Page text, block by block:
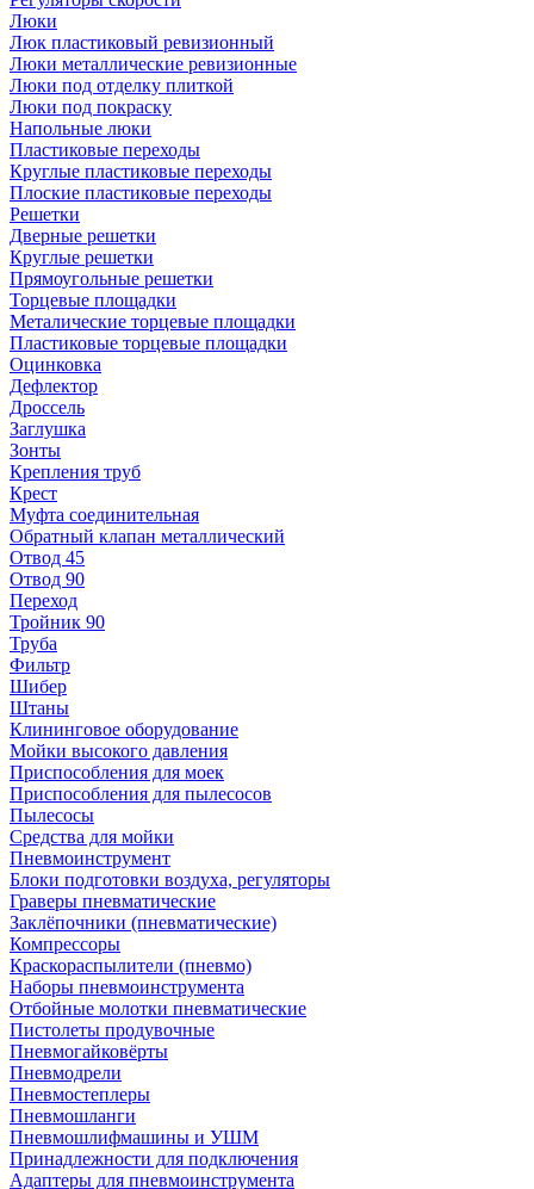
Люки
Люк пластиковый ревизионный
Люки металлические ревизионные
Люки под отделку плиткой
Люки под покраску
Напольные люки
Пластиковые переходы
Круглые пластиковые переходы
Плоские пластиковые переходы
Решетки
Дверные решетки
Круглые решетки
Прямоугольные решетки
Торцевые площадки
Металические торцевые площадки
Пластиковые торцевые площадки
Оцинковка
Дефлектор
Дроссель
Заглушка
Зонты
Крепления труб
Крест
Муфта соединительная
Обратный клапан металлический
Отвод 45
Отвод 90
Переход
Тройник 90
Труба
Фильтр
Шибер
Штаны
Клининговое оборудование
Мойки высокого давления
Приспособления для моек
Приспособления для пылесосов
Пылесосы
Средства для мойки
Пневмоинструмент
Блоки подготовки воздуха, регуляторы
Граверы пневматические
Заклёпочники (пневматические)
Компрессоры
Краскораспылители (пневмо)
Наборы пневмоинструмента
Отбойные молотки пневматические
Пистолеты продувочные
Пневмогайковёрты
Пневмодрели
Пневмостеплеры
Пневмошланги
Пневмошлифмашины и УШМ
Принадлежности для подключения
Адаптеры для пневмоинструмента